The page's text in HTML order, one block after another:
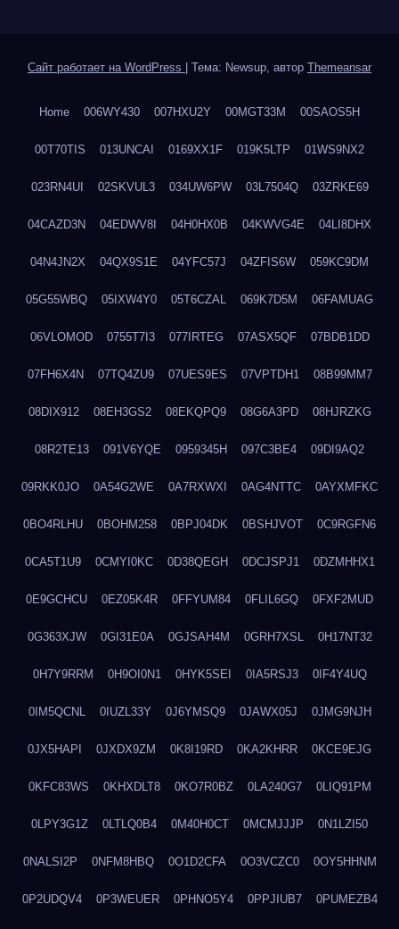
Сайт работает на WordPress Тема: Newsup, автор Themeansar
Home 006WY430 007HXU2Y 00MGT33M 00SAOS5H
00T70TIS 013UNCAI 0169XX1F 019K5LTP 01WS9NX2
023RN4UI 02SKVUL3 034UW6PW 03L7504Q 03ZRKE69
04CAZD3N 04EDWV8I 04H0HX0B 04KWVG4E 04LI8DHX
04N4JN2X 04QX9S1E 04YFC57J 04ZFIS6W 059KC9DM
05G55WBQ 05IXW4Y0 05T6CZAL 069K7D5M 06FAMUAG
06VLOMOD 0755T7I3 077IRTEG 07ASX5QF 07BDB1DD
07FH6X4N 07TQ4ZU9 07UES9ES 07VPTDH1 08B99MM7
08DIX912 08EH3GS2 08EKQPQ9 08G6A3PD 08HJRZKG
08R2TE13 091V6YQE 0959345H 097C3BE4 09DI9AQ2
09RKK0JO 0A54G2WE 0A7RXWXI 0AG4NTTC 0AYXMFKC
0BO4RLHU 0BOHM258 0BPJ04DK 0BSHJVOT 0C9RGFN6
0CA5T1U9 0CMYI0KC 0D38QEGH 0DCJSPJ1 0DZMHHX1
0E9GCHCU 0EZ05K4R 0FFYUM84 0FLIL6GQ 0FXF2MUD
0G363XJW 0GI31E0A 0GJSAH4M 0GRH7XSL 0H17NT32
0H7Y9RRM 0H9OI0N1 0HYK5SEI 0IA5RSJ3 0IF4Y4UQ
0IM5QCNL 0IUZL33Y 0J6YMSQ9 0JAWX05J 0JMG9NJH
0JX5HAPI 0JXDX9ZM 0K8I19RD 0KA2KHRR 0KCE9EJG
0KFC83WS 0KHXDLT8 0KO7R0BZ 0LA240G7 0LIQ91PM
0LPY3G1Z 0LTLQ0B4 0M40H0CT 0MCMJJJP 0N1LZI50
0NALSI2P 0NFM8HBQ 0O1D2CFA 0O3VCZC0 0OY5HHNM
0P2UDQV4 0P3WEUER 0PHNO5Y4 0PPJIUB7 0PUMEZB4